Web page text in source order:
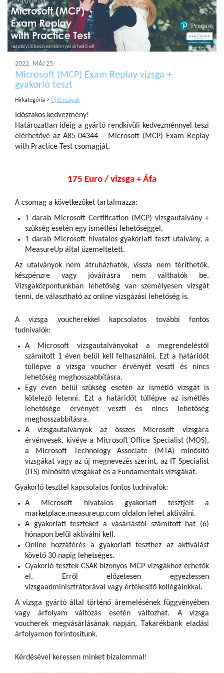
2022. MÁJ 25.
Microsoft (MCP) Exam Replay vizsga +
gyakorló teszt
Hírkategória > Újdonságok
Időszakos kedvezmény!
Határozatlan ideig a gyártó rendkívüli kedvezménnyel teszi
elérhetővé az A85-04344 – Microsoft (MCP) Exam Replay
with Practice Test csomagját.
175 Euro / vizsga + Áfa
A csomag a következőket tartalmazza:
1 darab Microsoft Certification (MCP) vizsgautalvány +
szükség esetén egy ismétlési lehetőséggel,
1 darab Microsoft hivatalos gyakorlati teszt utalvány, a
MeasureUp által üzemeltetett.
Az utalványok nem átruházhatók, vissza nem téríthetők,
készpénzre vagy jóváírásra nem válthatók be.
Vizsgaközpontunkban lehetőség van személyesen vizsgát
tenni, de választható az online vizsgázási lehetőség is.
A vizsga voucherekkel kapcsolatos további fontos
tudnivalók:
A Microsoft vizsgautalványokat a megrendeléstől
számított 1 éven belül kell felhasználni. Ezt a határidőt
túllépve a vizsga voucher érvényét veszti és nincs
lehetőség meghosszabbításra.
Egy éven belül szükség esetén az ismétlő vizsgát is
kötelező letenni. Ezt a határidőt túllépve az ismétlés
lehetősége érvényét veszti és nincs lehetőség
meghosszabbításra.
A vizsgautalványok az összes Microsoft vizsgára
érvényesek, kivéve a Microsoft Office Specialist (MOS),
a Microsoft Technology Associate (MTA) minősítő
vizsgákat vagy az új megnevezés szerint, az IT Specialist
(ITS) minősítő vizsgákat és a Fundamentals vizsgákat.
Gyakorló teszttel kapcsolatos fontos tudnivalók:
A Microsoft hivatalos gyakorlati tesztjeit a
marketplace.measureup.com oldalon lehet aktiválni.
A gyakorlati teszteket a vásárlástól számított hat (6)
hónapon belül aktiválni kell.
Online hozzáférés a gyakorlati teszthez az aktiválást
követő 30 napig lehetséges.
Gyakorló tesztek CSAK bizonyos MCP-vizsgákhoz érhetők
el. Erről előzetesen egyeztessen
vizsgaadminisztrátorával vagy értékesítő kollégáinkkal.
A vizsga gyártó által történő áremelésének függvényében
vagy árfolyam változás esetén változhat. A vizsga
voucherek megvásárlásának napján, Takarékbank eladási
árfolyamon forintosítunk.
Kérdésével keressen minket bizalommal!